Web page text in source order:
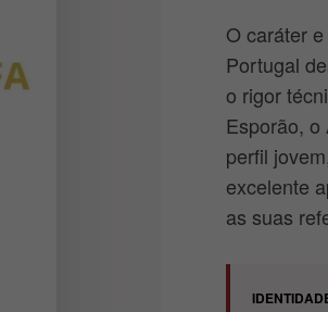
O caráter
Portugal
o rigor
Esporão,
perfil
excelente
as suas